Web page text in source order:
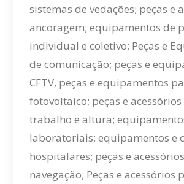
sistemas de vedações; peças e
ancoragem; equipamentos de
individual e coletivo; Peças e
de comunicação; peças e
CFTV, peças e equipamentos
fotovoltaico; peças e
trabalho e altura;
laboratoriais; equipamentos e
hospitalares; peças e
navegação; Peças e acessórios